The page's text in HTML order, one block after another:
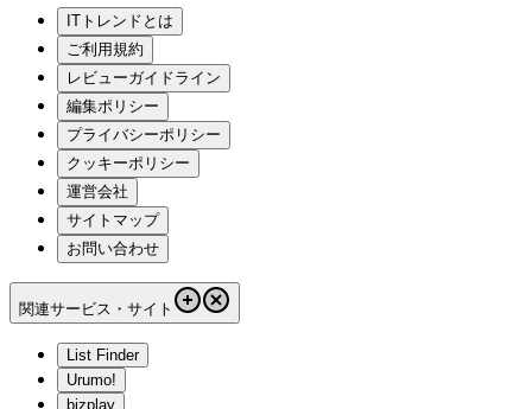
ITトレンドとは
ご利用規約
レビューガイドライン
編集ポリシー
プライバシーポリシー
クッキーポリシー
運営会社
サイトマップ
お問い合わせ
関連サービス・サイト
List Finder
Urumo!
bizplay